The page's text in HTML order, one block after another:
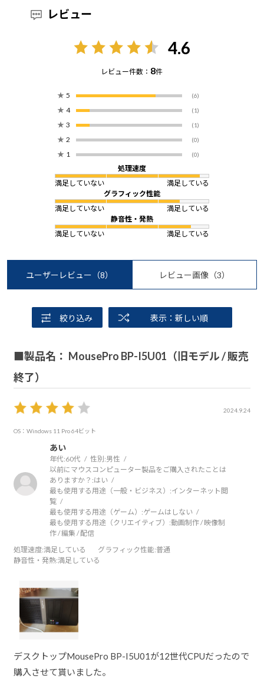
レビュー
4.6
レビュー件数： 8件
★ 5 (6)
★ 4 (1)
★ 3 (1)
★ 2 (0)
★ 1 (0)
処理速度
満足していない
満足している
グラフィック性能
満足していない
満足している
静音性・発熱
満足していない
満足している
ユーザーレビュー （8） レビュー画像 （3）
絞り込み 表示：新しい順
■製品名： MousePro BP-I5U01（旧モデル / 販売
終了）
2024.9.24
OS：Windows 11 Pro 64ビット
あい
年代:60代 性別:男性
以前にマウスコンピューター製品をご購入されたことは
ありますか？:はい
最も使用する用途（一般・ビジネス）:インターネット閲
覧
最も使用する用途（ゲーム）:ゲームはしない
最も使用する用途（クリエイティブ）:動画制作 / 映像制
作 / 編集 / 配信
処理速度:満足している グラフィック性能:普通
静音性・発熱:満足している
デスクトップMousePro BP-I5U01が12世代CPUだったので
購入させて貰いました。